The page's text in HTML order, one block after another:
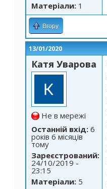
Матеріали: 1
Вгору
13/01/2020
Катя Уварова
Не в мережі
Останній вхід: 6
років 6 місяців
тому
Зареєстрований:
24/10/2019 -
23:15
Матеріали: 5